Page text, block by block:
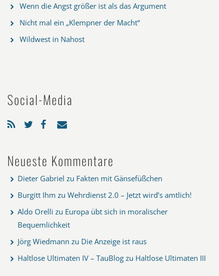
Wenn die Angst größer ist als das Argument
Nicht mal ein „Klempner der Macht“
Wildwest in Nahost
Social-Media
Neueste Kommentare
Dieter Gabriel zu Fakten mit Gänsefüßchen
Burgitt Ihm zu Wehrdienst 2.0 – Jetzt wird’s amtlich!
Aldo Orelli zu Europa übt sich in moralischer
Bequemlichkeit
Jörg Wiedmann zu Die Anzeige ist raus
Haltlose Ultimaten IV – TauBlog zu Haltlose Ultimaten III